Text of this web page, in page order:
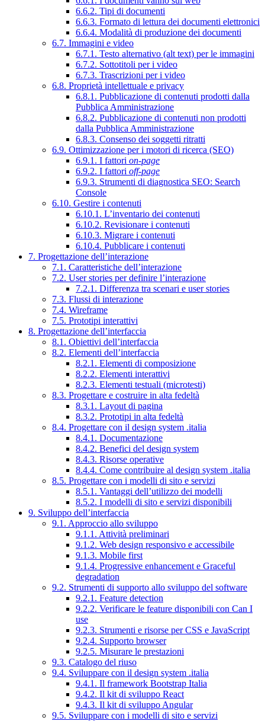
6.6.2. Tipi di documenti
6.6.3. Formato di lettura dei documenti elettronici
6.6.4. Modalità di produzione dei documenti
6.7. Immagini e video
6.7.1. Testo alternativo (alt text) per le immagini
6.7.2. Sottotitoli per i video
6.7.3. Trascrizioni per i video
6.8. Proprietà intellettuale e privacy
6.8.1. Pubblicazione di contenuti prodotti dalla
Pubblica Amministrazione
6.8.2. Pubblicazione di contenuti non prodotti
dalla Pubblica Amministrazione
6.8.3. Consenso dei soggetti ritratti
6.9. Ottimizzazione per i motori di ricerca (SEO)
6.9.1. I fattori on-page
6.9.2. I fattori off-page
6.9.3. Strumenti di diagnostica SEO: Search
Console
6.10. Gestire i contenuti
6.10.1. L’inventario dei contenuti
6.10.2. Revisionare i contenuti
6.10.3. Migrare i contenuti
6.10.4. Pubblicare i contenuti
7. Progettazione dell’interazione
7.1. Caratteristiche dell’interazione
7.2. User stories per definire l’interazione
7.2.1. Differenza tra scenari e user stories
7.3. Flussi di interazione
7.4. Wireframe
7.5. Prototipi interattivi
8. Progettazione dell’interfaccia
8.1. Obiettivi dell’interfaccia
8.2. Elementi dell’interfaccia
8.2.1. Elementi di composizione
8.2.2. Elementi interattivi
8.2.3. Elementi testuali (microtesti)
8.3. Progettare e costruire in alta fedeltà
8.3.1. Layout di pagina
8.3.2. Prototipi in alta fedeltà
8.4. Progettare con il design system .italia
8.4.1. Documentazione
8.4.2. Benefici del design system
8.4.3. Risorse operative
8.4.4. Come contribuire al design system .italia
8.5. Progettare con i modelli di sito e servizi
8.5.1. Vantaggi dell’utilizzo dei modelli
8.5.2. I modelli di sito e servizi disponibili
9. Sviluppo dell’interfaccia
9.1. Approccio allo sviluppo
9.1.1. Attività preliminari
9.1.2. Web design responsivo e accessibile
9.1.3. Mobile first
9.1.4. Progressive enhancement e Graceful
degradation
9.2. Strumenti di supporto allo sviluppo del software
9.2.1. Feature detection
9.2.2. Verificare le feature disponibili con Can I
use
9.2.3. Strumenti e risorse per CSS e JavaScript
9.2.4. Supporto browser
9.2.5. Misurare le prestazioni
9.3. Catalogo del riuso
9.4. Sviluppare con il design system .italia
9.4.1. Il framework Bootstrap Italia
9.4.2. Il kit di sviluppo React
9.4.3. Il kit di sviluppo Angular
9.5. Sviluppare con i modelli di sito e servizi